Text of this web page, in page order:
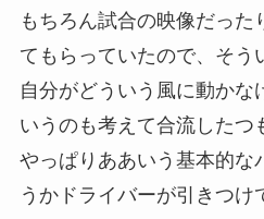
もちろん試合の映像だった
てもらっていたので、そう
自分がどういう風に動かな
いうのも考えて合流したつ
やっぱりああいう基本的な
うかドライバーが引きつけ